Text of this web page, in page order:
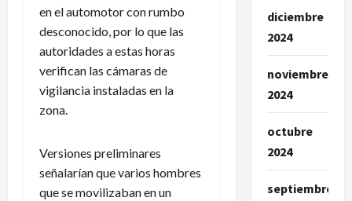
en el automotor con rumbo
desconocido, por lo que las
autoridades a estas horas
verifican las cámaras de
vigilancia instaladas en la
zona.
Versiones preliminares
señalarían que varios hombres
que se movilizaban en un
diciembre
2024
noviembre
2024
octubre
2024
septiembre